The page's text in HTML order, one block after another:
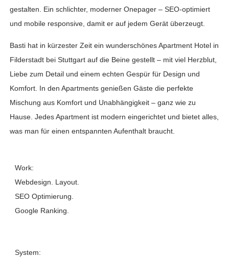
gestalten. Ein schlichter, moderner Onepager – SEO-optimiert
und mobile responsive, damit er auf jedem Gerät überzeugt.
Basti hat in kürzester Zeit ein wunderschönes Apartment Hotel in
Filderstadt bei Stuttgart auf die Beine gestellt – mit viel Herzblut,
Liebe zum Detail und einem echten Gespür für Design und
Komfort. In den Apartments genießen Gäste die perfekte
Mischung aus Komfort und Unabhängigkeit – ganz wie zu
Hause. Jedes Apartment ist modern eingerichtet und bietet alles,
was man für einen entspannten Aufenthalt braucht.
Work:
Webdesign. Layout.
SEO Optimierung.
Google Ranking.
System: